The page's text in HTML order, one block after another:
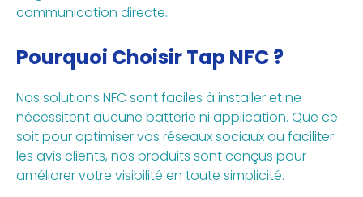
communication directe.
Pourquoi Choisir Tap NFC ?
Nos solutions NFC sont faciles à installer et ne
nécessitent aucune batterie ni application. Que ce
soit pour optimiser vos réseaux sociaux ou faciliter
les avis clients, nos produits sont conçus pour
améliorer votre visibilité en toute simplicité.